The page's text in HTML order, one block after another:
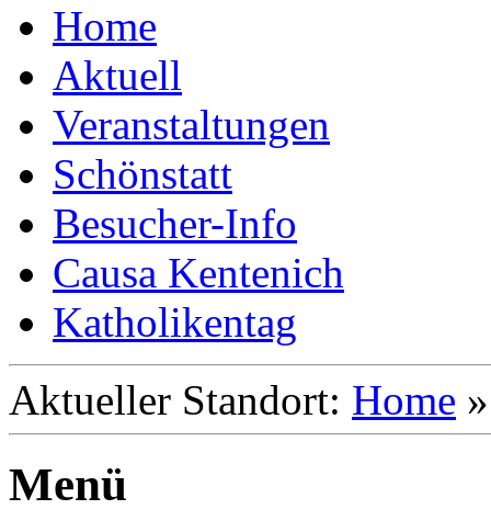
Home
Aktuell
Veranstaltungen
Schönstatt
Besucher-Info
Causa Kentenich
Katholikentag
Aktueller Standort: Home
Menü